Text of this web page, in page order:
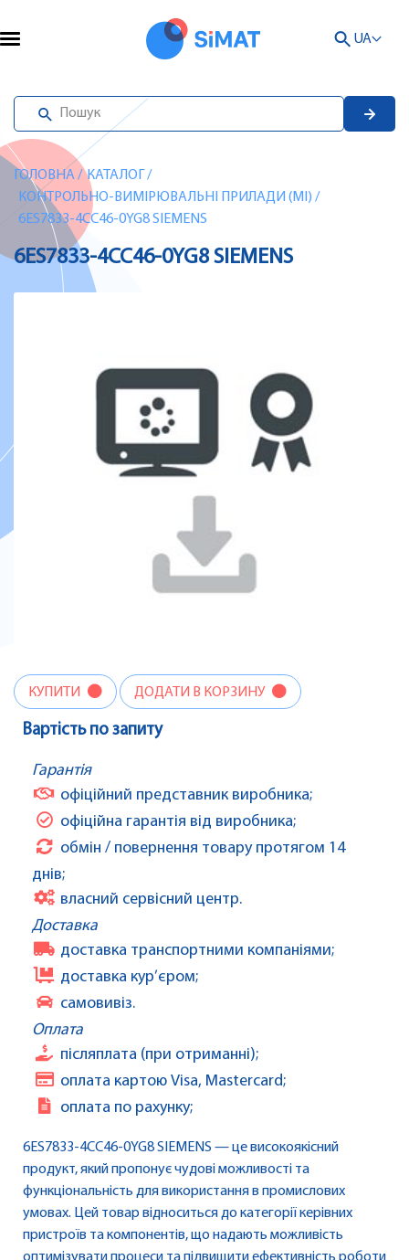
UA
ГОЛОВНА/ КАТАЛОГ /
КОНТРОЛЬНО-ВИМІРЮВАЛЬНІ ПРИЛАДИ (MI) /
6ES7833-4CC46-0YG8 SIEMENS
6ES7833-4CC46-0YG8 SIEMENS
КУПИТИ ДОДАТИ В КОРЗИНУ
Вартість по запиту
Гарантія
офіційний представник виробника;
офіційна гарантія від виробника;
обмін / повернення товару протягом 14
днів;
власний сервісний центр.
Доставка
доставка транспортними компаніями;
доставка кур’єром;
самовивіз.
Оплата
післяплата (при отриманні);
оплата картою Visa, Mastercard;
оплата по рахунку;
6ES7833-4CC46-0YG8 SIEMENS — це високоякісний
продукт, який пропонує чудові можливості та
функціональність для використання в промислових
умовах. Цей товар відноситься до категорії керівних
пристроїв та компонентів, що надають можливість